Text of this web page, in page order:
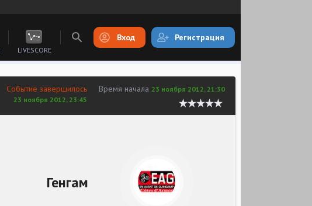
LIVESCORE
Вход Регистрация
Время начала 23 ноября 2012, 21:30
Событие завершилось
23 ноября 2012, 23:45
Генгам